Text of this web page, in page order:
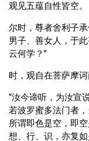
观见五蕴自性皆空。
尔时，尊者舍利子
男子、善女人，于
云何学？”
时，观自在菩萨摩
“汝今谛听，为汝宣
若波罗蜜多法门者
所谓即色是空，即
想、行、识，亦复如